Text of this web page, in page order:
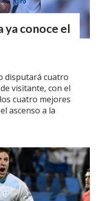
conoce el
disputará cuatro
visitante, con el
cuatro mejores
ascenso a la